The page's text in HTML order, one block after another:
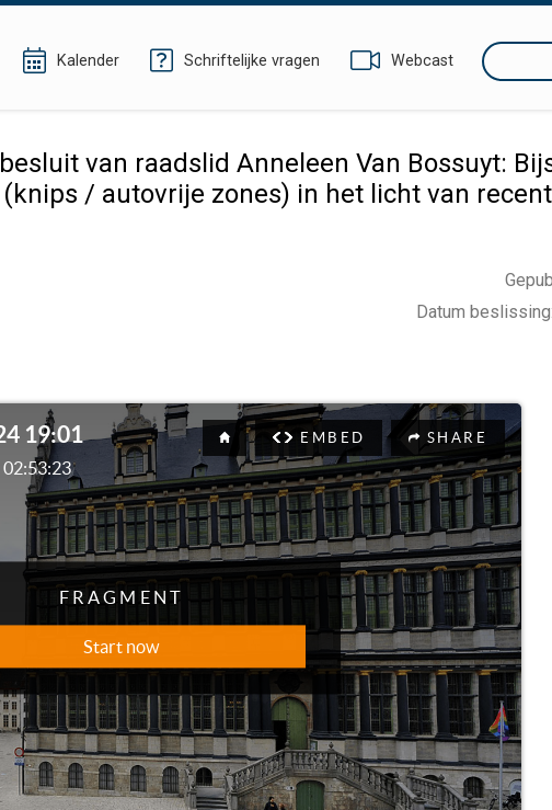
Kalender Schriftelijke vragen Webcast Zoeken
van raadslid Anneleen Van Bossuyt:
/ autovrije zones) in het licht van
Datum beslissing: